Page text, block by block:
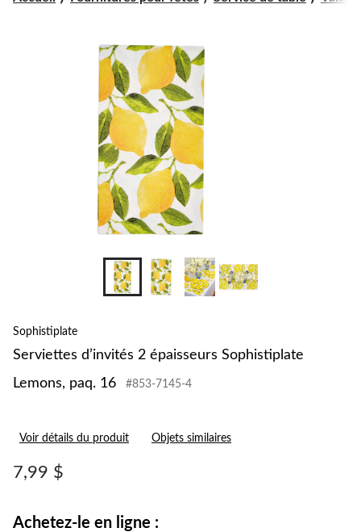
Sophistiplate
Serviettes d’invités 2 épaisseurs Sophistiplate
Lemons, paq. 16
#853-7145-4
Voir détails du produit Objets similaires
7,99 $
Achetez-le en ligne :